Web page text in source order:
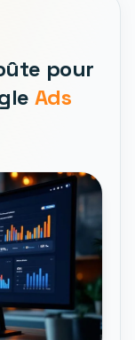
pour
Ads